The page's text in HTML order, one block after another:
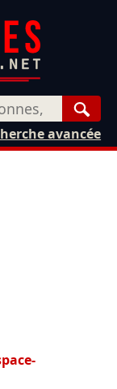
avancée